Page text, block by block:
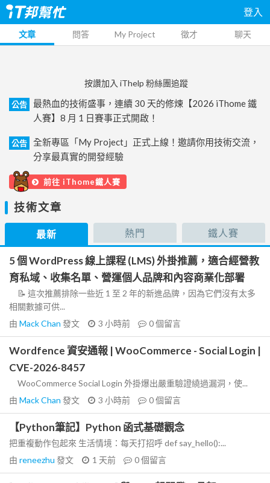
登入
文章 問答 My Project 徵才 聊天
按讚加入 iThelp 粉絲團追蹤
公告
最熱血的技術盛事，連續 30 天的修煉【2026 iThome 鐵
人賽】8 月 1 日賽事正式開啟！
公告
全新專區「My Project」正式上線！邀請你用技術交流，
分享最真實的開發經驗
前往 iThome鐵人賽
技術文章
最新 熱門 鐵人賽
5 個 WordPress 線上課程 (LMS) 外掛推薦，適合經營教
育私域、收集名單、營運個人品牌和內容商業化部署
📝 這次推薦排除一些近 1 至 2 年的新進品牌，因為它們沒有太多
相關數據可供...
由 Mack Chan 發文 3 小時前 0個留言
Wordfence 資安通報 | WooCommerce - Social Login |
CVE-2026-8457
WooCommerce Social Login 外掛爆出嚴重驗證繞過漏洞，使...
由 Mack Chan 發文 3 小時前 0個留言
【Python筆記】Python 函式基礎觀念
把重複動作包起來 生活情境：每天打招呼 def say_hello():...
由 reneezhu 發文 1 天前 0個留言